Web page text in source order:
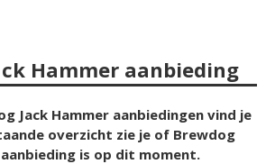
Hammer aanbieding
Jack Hammer aanbiedingen vind je
overzicht zie je of Brewdog
aanbieding is op dit moment.